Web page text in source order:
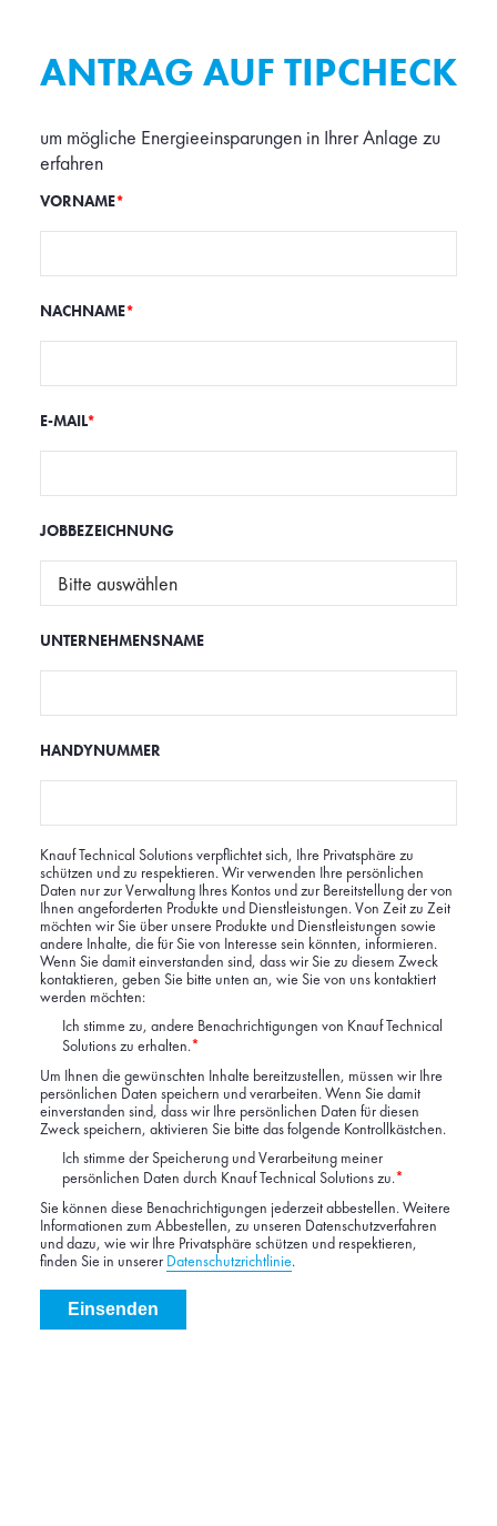
ANTRAG AUF TIPCHECK
um mögliche Energieeinsparungen in Ihrer Anlage zu
erfahren
VORNAME*
NACHNAME*
E-MAIL*
JOBBEZEICHNUNG
UNTERNEHMENSNAME
HANDYNUMMER
Knauf Technical Solutions verpflichtet sich, Ihre Privatsphäre zu
schützen und zu respektieren. Wir verwenden Ihre persönlichen
Daten nur zur Verwaltung Ihres Kontos und zur Bereitstellung der von
Ihnen angeforderten Produkte und Dienstleistungen. Von Zeit zu Zeit
möchten wir Sie über unsere Produkte und Dienstleistungen sowie
andere Inhalte, die für Sie von Interesse sein könnten, informieren.
Wenn Sie damit einverstanden sind, dass wir Sie zu diesem Zweck
kontaktieren, geben Sie bitte unten an, wie Sie von uns kontaktiert
werden möchten:
Ich stimme zu, andere Benachrichtigungen von Knauf Technical
Solutions zu erhalten.*
Um Ihnen die gewünschten Inhalte bereitzustellen, müssen wir Ihre
persönlichen Daten speichern und verarbeiten. Wenn Sie damit
einverstanden sind, dass wir Ihre persönlichen Daten für diesen
Zweck speichern, aktivieren Sie bitte das folgende Kontrollkästchen.
Ich stimme der Speicherung und Verarbeitung meiner
persönlichen Daten durch Knauf Technical Solutions zu.*
Sie können diese Benachrichtigungen jederzeit abbestellen. Weitere
Informationen zum Abbestellen, zu unseren Datenschutzverfahren
und dazu, wie wir Ihre Privatsphäre schützen und respektieren,
finden Sie in unserer Datenschutzrichtlinie.